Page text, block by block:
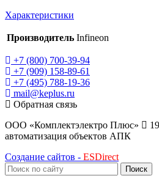
Характеристики
Производитель Infineon
+7 (800) 700-39-94
+7 (909) 158-89-61
+7 (495) 788-19-36
mail@keplus.ru
Обратная связь
ООО «Комплектэлектро Плюс»
автоматизация объектов АПК
Создание сайтов - ESDirect
Поиск